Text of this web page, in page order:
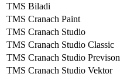
TMS Biladi
TMS Cranach Paint
TMS Cranach Studio
TMS Cranach Studio Classic
TMS Cranach Studio Previson
TMS Cranach Studio Vektor